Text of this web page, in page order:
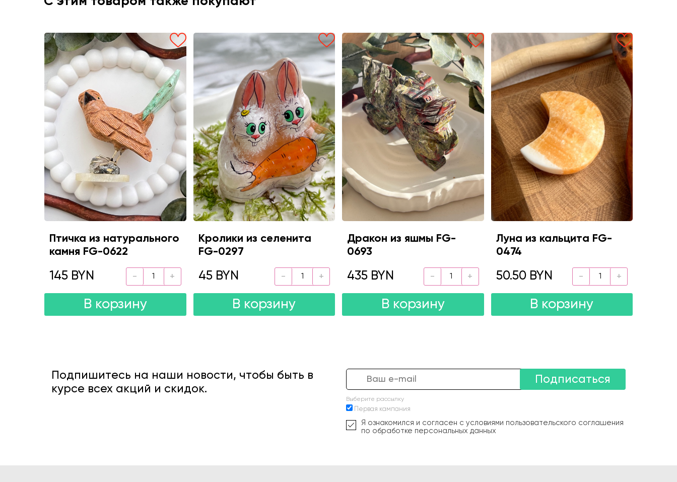
Птичка из натурального
камня FG-0622
145 BYN
В корзину
Кролики из селенита
FG-0297
45 BYN
В корзину
Дракон из яшмы FG-
0693
435 BYN
В корзину
Луна из кальцита FG-
0474
50.50 BYN
В корзину
Подпишитесь на наши новости, чтобы быть в
курсе всех акций и скидок.
Подписаться
Выберите рассылку
Первая кампания
Я ознакомился и согласен с условиями пользовательского соглашения
по обработке персональных данных